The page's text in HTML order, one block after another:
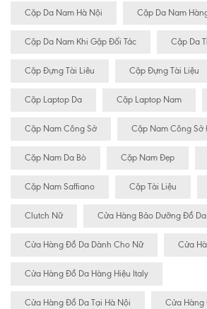
Cặp Da Nam Hà Nội Cặp Da Nam
Cặp Da Nam Khi Gặp Đối Tác Cặp Da
Cặp Đựng Tài Liêu Cặp Đựng Tài Liệu
Cặp Laptop Da Cặp Laptop Nam
Cặp Nam Công Sở Cặp Nam Công Sở
Cặp Nam Da Bò Cặp Nam Đẹp
Cặp Nam Saffiano Cặp Tài Liệu
Clutch Nữ Cửa Hàng Bảo Dưỡng Đồ
Cửa Hàng Đồ Da Dành Cho Nữ Cửa
Cửa Hàng Đồ Da Hàng Hiệu Italy
Cửa Hàng Đồ Da Tại Hà Nội Cửa Hàng